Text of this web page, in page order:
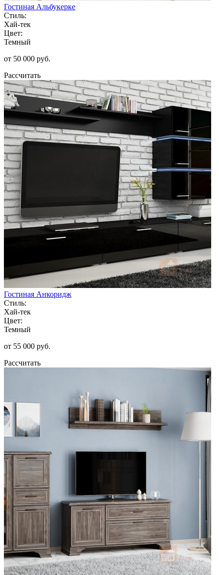
Гостиная Альбукерке
Стиль:
Хай-тек
Цвет:
Темный
от 50 000 руб.
Рассчитать
Гостиная Анкоридж
Стиль:
Хай-тек
Цвет:
Темный
от 55 000 руб.
Рассчитать